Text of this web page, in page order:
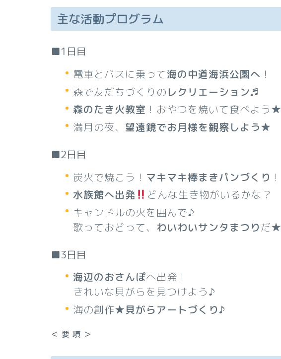
主な活動プログラム
■1日目
電車とバスに乗って海の中道海浜公園へ ！
森で友だちづくりのレクリエーション♬
森のたき火教室 ！おやつを焼いて食べよう★
満月の夜、 望遠鏡でお月様を観察しよう★
■2日目
炭火で焼こう！ マキマキ棒まきパンづくり ！
水族館へ出発
どんな生き物がいるかな？
キャンドルの火を囲んで♪
歌っておどって、 わいわいサンタまつり だ★
■3日目
海辺のおさんぽへ出発！
きれいな貝がらを見つけよう♪
海の創作★貝がらアートづくり♪
＜ 要 項 ＞